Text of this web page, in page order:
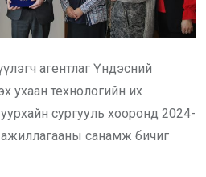
агентлаг Үндэсний
ухаан технологийн их
сургууль хооронд 2024-
санамж бичиг